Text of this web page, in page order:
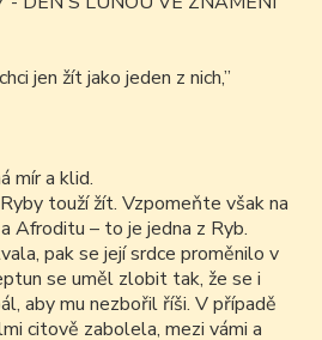
jen žít jako jeden z nich,”
mír a klid.
touží žít. Vzpomeňte však na
Afroditu – to je jedna z Ryb.
pak se její srdce proměnilo v
se uměl zlobit tak, že se i
aby mu nezbořil říši. V případě
citově zabolela, mezi vámi a